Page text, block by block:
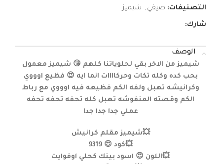
التصنيفات: صيفي , شيميز
شارك:
الوصف
شيميز من الاخر بقي لحلوياتنا كلهم 😘 شيميز معمول
بحب كده وكله تكات وحركاااات انما ايه 😍 فظيع اوووي
وكرانيشه تهبل ولفه الكم فظيعه فيه اوووي مع رباط
الكم وقصته المنفوشه تهبل كله تحفه تحفه تحفه
عملي جدا جدا جدا
💥شيميز مقلم كرانيش
💥كود 😍 9319
💥اللون 😍 اسود بينك كحلي اوفوايت